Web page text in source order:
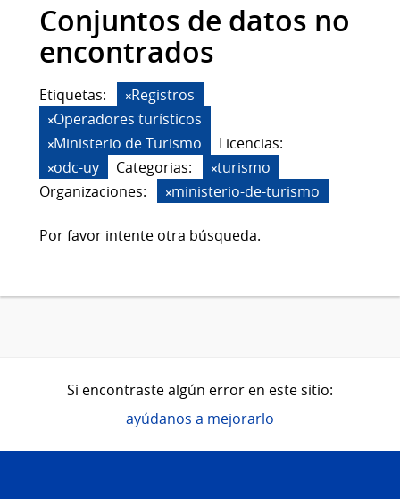
Conjuntos de datos no
encontrados
Etiquetas:
Registros
Operadores turísticos
Ministerio de Turismo
Licencias:
odc-uy
Categorias:
turismo
Organizaciones:
ministerio-de-turismo
Por favor intente otra búsqueda.
Si encontraste algún error en este sitio:
ayúdanos a mejorarlo